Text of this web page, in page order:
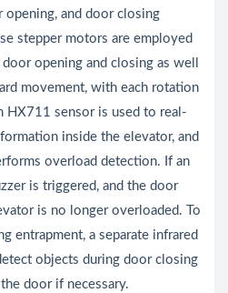
and door closing
stepper motors are employed
opening and closing as well
movement, with each rotation
HX711 sensor is used to real-
inside the elevator, and
overload detection. If an
is triggered, and the door
is no longer overloaded. To
entrapment, a separate infrared
objects during door closing
door if necessary.